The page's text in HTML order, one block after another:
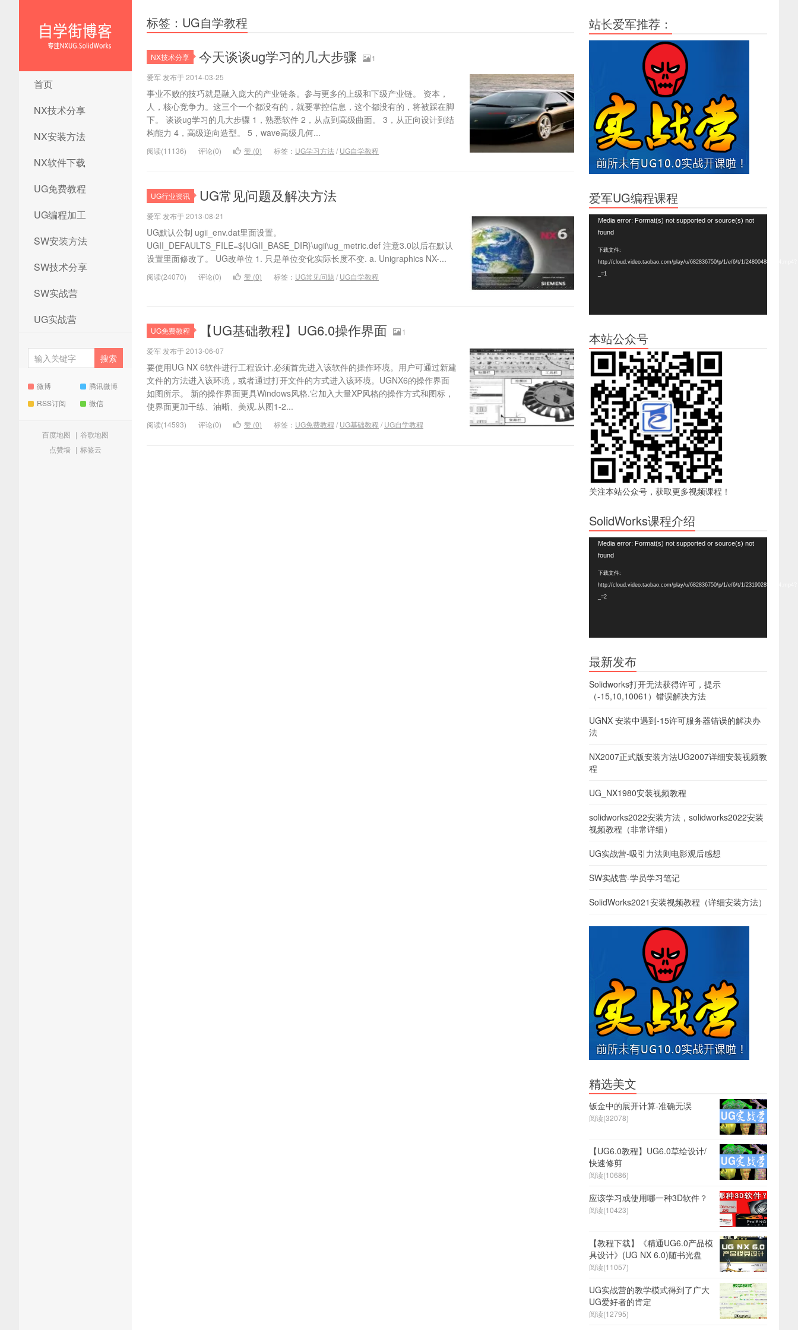
NX1847安装方法|UG12.0安装
方法|ug12.0安装教程|ug12.0
首页
NX技术分享
NX安装方法
NX软件下载
UG免费教程
UG编程加工
SW安装方法
SW技术分享
SW实战营
UG实战营
微博
腾讯微博
RSS订阅
微信
百度地图 | 谷歌地图
点赞墙 | 标签云
标签：UG自学教程
NX技术分享 今天谈谈ug学习的几大步骤
1
爱军 发布于 2014-03-25
事业不败的技巧就是融入庞大的产业链条。参与更多的上级和下级产业链。 资本，
人，核心竞争力。这三个一个都没有的，就要掌控信息，这个都没有的，将被踩在脚
下。 谈谈ug学习的几大步骤 1，熟悉软件 2，从点到高级曲面。 3，从正向设计到结
构能力 4，高级逆向造型。 5，wave高级几何...
阅读(11136) 评论(0) 赞 (0) 标签： UG学习方法 / UG自学教程
UG行业资讯 UG常见问题及解决方法
爱军 发布于 2013-08-21
UG默认公制 ugii_env.dat里面设置。
UGII_DEFAULTS_FILE=${UGII_BASE_DIR}\ugii\ug_metric.def 注意3.0以后在默认
设置里面修改了。 UG改单位 1. 只是单位变化实际长度不变. a. Unigraphics NX-...
阅读(24070) 评论(0) 赞 (0) 标签： UG常见问题 / UG自学教程
UG免费教程 【UG基础教程】UG6.0操作界面
1
爱军 发布于 2013-06-07
要使用UG NX 6软件进行工程设计.必须首先进入该软件的操作环境。用户可通过新建
文件的方法进入该环境，或者通过打开文件的方式进入该环境。UGNX6的操作界面
如图所示。 新的操作界面更具Windows风格.它加入大量XP风格的操作方式和图标，
使界面更加干练、油晰、美观.从图1-2...
阅读(14593) 评论(0) 赞 (0) 标签： UG免费教程 / UG基础教程 / UG自学教程
站长爱军推荐：
爱军UG编程课程
Media error: Format(s) not supported or source(s) not
found
下载文件:
http://cloud.video.taobao.com/play/u/682836750/p/1/e/6/t/1/248004888864.mp4?
_=1
本站公众号
关注本站公众号，获取更多视频课程！
SolidWorks课程介绍
Media error: Format(s) not supported or source(s) not
found
下载文件:
http://cloud.video.taobao.com/play/u/682836750/p/1/e/6/t/1/231902857024.mp4?
_=2
最新发布
Solidworks打开无法获得许可，提示
（-15,10,10061）错误解决方法
UGNX 安装中遇到-15许可服务器错误的解决办
法
NX2007正式版安装方法UG2007详细安装视频教
程
UG_NX1980安装视频教程
solidworks2022安装方法，solidworks2022安装
视频教程（非常详细）
UG实战营-吸引力法则电影观后感想
SW实战营-学员学习笔记
SolidWorks2021安装视频教程（详细安装方法）
精选美文
钣金中的展开计算-准确无误
阅读(32078)
【UG6.0教程】UG6.0草绘设计/
快速修剪
阅读(10686)
应该学习或使用哪一种3D软件？
阅读(10423)
【教程下载】《精通UG6.0产品模
具设计》(UG NX 6.0)随书光盘
阅读(11057)
UG实战营的教学模式得到了广大
UG爱好者的肯定
阅读(12795)